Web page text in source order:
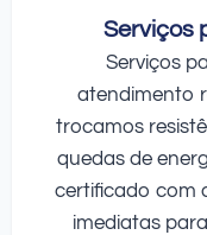
Serviços
Serviços
atendimento
trocamos
quedas de
certificado com
imediatas